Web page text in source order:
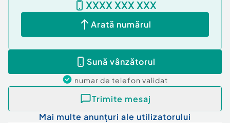
Proprietatea se vinde complet mobilată și utilată,
fiind pregătită pentru mutare imediată.
casă de vacanță
investiție (pensiune / retreat)
Pentru detalii suplimentare și programarea unei
vizionări, vă stam la dispoziție.
Cod ofertă / ID BLITZ: P168920
Id intern: P168920
XXXX XXX XXX
Arată numărul
Sună vânzătorul
numar de telefon validat
Trimite mesaj
Mai multe anunțuri ale utilizatorului